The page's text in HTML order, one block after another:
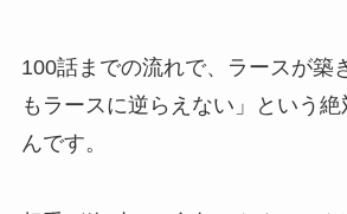
100話までの流れで、ラースが築
もラースに逆らえない」という
んです。